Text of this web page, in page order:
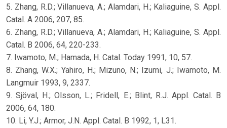
5. Zhang, R.D.; Villanueva, A.; Alamdari, H.; Kaliaguine, S. Appl.
Catal. A 2006, 207, 85.
6. Zhang, R.D.; Villanueva, A.; Alamdari, H.; Kaliaguine, S. Appl.
Catal. B 2006, 64, 220-233.
7. Iwamoto, M.; Hamada, H. Catal. Today 1991, 10, 57.
8. Zhang, W.X.; Yahiro, H.; Mizuno, N.; Izumi, J.; Iwamoto, M.
Langmuir 1993, 9, 2337.
9. Sjöval, H.; Olsson, L.; Fridell, E.; Blint, R.J. Appl. Catal. B
2006, 64, 180.
10. Li, Y.J.; Armor, J.N. Appl. Catal. B 1992, 1, L31.